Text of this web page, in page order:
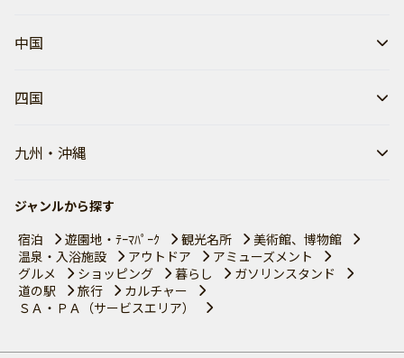
中国
四国
九州・沖縄
ジャンルから探す
宿泊
遊園地・ﾃｰﾏﾊﾟｰｸ 観光名所
美術館、博物館
温泉・入浴施設
アウトドア
アミューズメント
グルメ
ショッピング 暮らし
ガソリンスタンド
道の駅
旅行
カルチャー
ＳＡ・ＰＡ（サービスエリア）